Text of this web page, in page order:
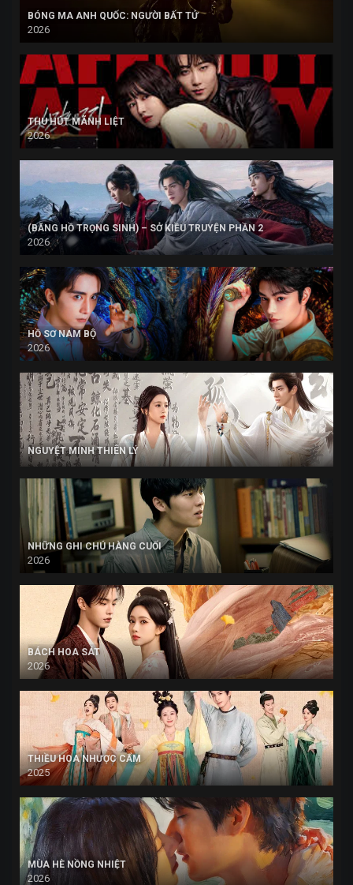
BÓNG MA ANH QUỐC: NGƯỜI BẤT TỬ
2026
THU HÚT MÃNH LIỆT
2026
(BĂNG HỒ TRỌNG SINH) – SỞ KIỀU TRUYỆN PHẦN 2
2026
HỒ SƠ NAM BỘ
2026
NGUYỆT MINH THIÊN LÝ
NHỮNG GHI CHÚ HÀNG CUỐI
2026
BÁCH HOA SÁT
2026
THIỀU HOA NHƯỢC CẨM
2025
MÙA HÈ NỒNG NHIỆT
2026